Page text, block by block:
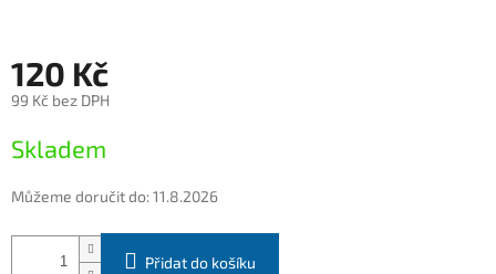
120 Kč
99 Kč bez DPH
cena:
Skladem
Můžeme doručit do:11.8.2026
Přidat do košíku